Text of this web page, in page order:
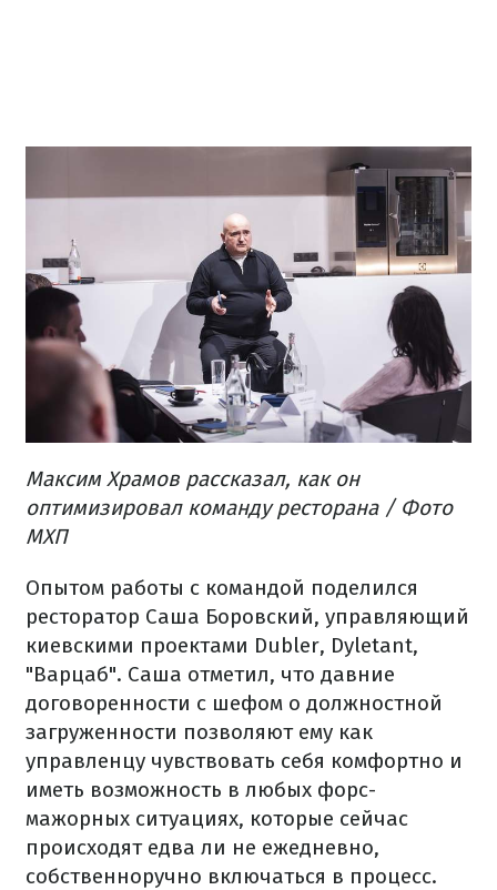
Максим Храмов рассказал, как он
оптимизировал команду ресторана / Фото
МХП
Опытом работы с командой поделился
ресторатор Саша Боровский, управляющий
киевскими проектами Dubler, Dyletant,
"Варцаб". Саша отметил, что давние
договоренности с шефом о должностной
загруженности позволяют ему как
управленцу чувствовать себя комфортно и
иметь возможность в любых форс-
мажорных ситуациях, которые сейчас
происходят едва ли не ежедневно,
собственноручно включаться в процесс.